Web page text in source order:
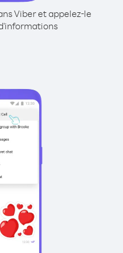
Viber et appelez-le